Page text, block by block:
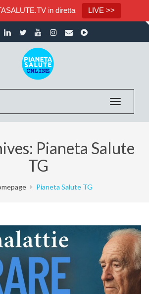
in diretta LIVE >>
Toggle
Pianeta Salute
TG
Pianeta Salute TG